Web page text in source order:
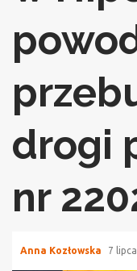
drogi
nr
Anna Kozłowska 7